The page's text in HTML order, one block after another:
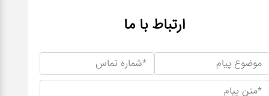
ارتباط با ما